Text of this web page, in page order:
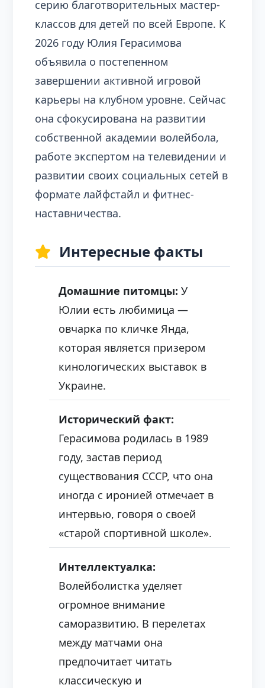
серию благотворительных мастер-
классов для детей по всей Европе. К
2026 году Юлия Герасимова
объявила о постепенном
завершении активной игровой
карьеры на клубном уровне. Сейчас
она сфокусирована на развитии
собственной академии волейбола,
работе экспертом на телевидении и
развитии своих социальных сетей в
формате лайфстайл и фитнес-
наставничества.
Интересные факты
Домашние питомцы: У
Юлии есть любимица —
овчарка по кличке Янда,
которая является призером
кинологических выставок в
Украине.
Исторический факт:
Герасимова родилась в 1989
году, застав период
существования СССР, что она
иногда с иронией отмечает в
интервью, говоря о своей
«старой спортивной школе».
Интеллектуалка:
Волейболистка уделяет
огромное внимание
саморазвитию. В перелетах
между матчами она
предпочитает читать
классическую и